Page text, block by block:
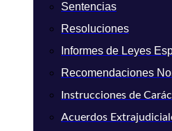
Sentencias
Resoluciones
Informes de Leyes
Recomendaciones
Instrucciones de
Acuerdos